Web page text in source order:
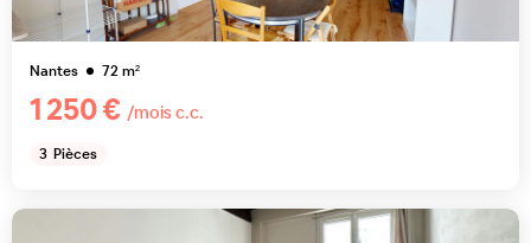
Nantes 72m²
1 250 € /mois c.c.
3 Pièces